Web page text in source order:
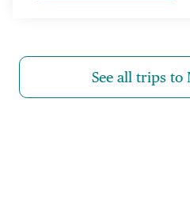
See all trips to